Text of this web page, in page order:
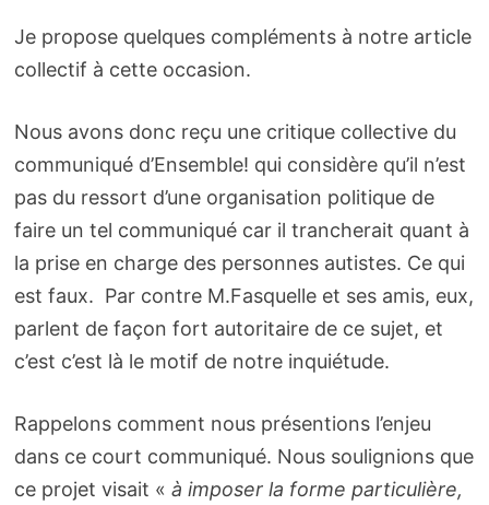
Je propose quelques compléments à notre article
collectif à cette occasion.
Nous avons donc reçu une critique collective du
communiqué d’Ensemble! qui considère qu’il n’est
pas du ressort d’une organisation politique de
faire un tel communiqué car il trancherait quant à
la prise en charge des personnes autistes. Ce qui
est faux. Par contre M.Fasquelle et ses amis, eux,
parlent de façon fort autoritaire de ce sujet, et
c’est c’est là le motif de notre inquiétude.
Rappelons comment nous présentions l’enjeu
dans ce court communiqué. Nous soulignions que
ce projet visait « à imposer la forme particulière,